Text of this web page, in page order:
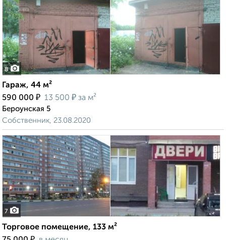
8
Гараж, 44 м²
590 000 ₽ 13 500 ₽ за м²
Бероунская 5
Собственник, 23.08.2020
7
Торговое помещение, 133 м²